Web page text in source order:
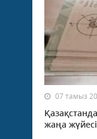
07 тамыз
жаңа жүйесі